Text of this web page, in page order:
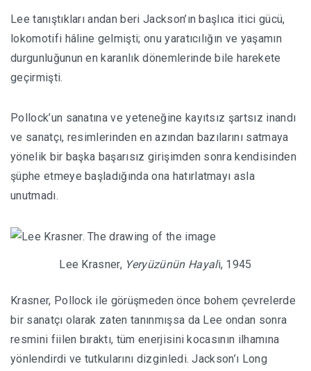
Lee tanıştıkları andan beri Jackson’ın başlıca itici gücü,
lokomotifi hâline gelmişti; onu yaratıcılığın ve yaşamın
durgunluğunun en karanlık dönemlerinde bile harekete
geçirmişti.
Pollock’un sanatına ve yeteneğine kayıtsız şartsız inandı
ve sanatçı, resimlerinden en azından bazılarını satmaya
yönelik bir başka başarısız girişimden sonra kendisinden
şüphe etmeye başladığında ona hatırlatmayı asla
unutmadı.
Lee Krasner, Yeryüzünün Hayali, 1945
Krasner, Pollock ile görüşmeden önce bohem çevrelerde
bir sanatçı olarak zaten tanınmışsa da Lee ondan sonra
resmini fiilen bıraktı, tüm enerjisini kocasının ilhamına
yönlendirdi ve tutkularını dizginledi. Jackson’ı Long